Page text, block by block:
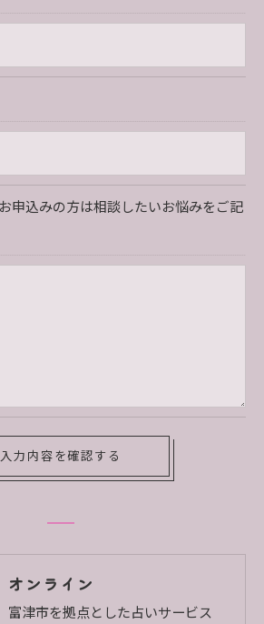
ない場合がございますので予めご了
て頂いております。
認のうえ、対応させて頂きます。
正･削除・利用停止の具体的手続きに
申込みの方は相談したいお悩みをご記
オンライン
富津市を拠点とした占いサービス